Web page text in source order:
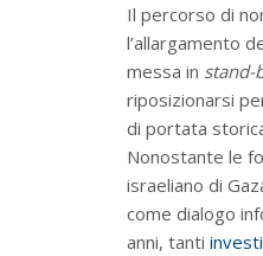
Il percorso di
l’allargamento
messa in stand-
riposizionarsi
di portata
Nonostante le
israeliano di
come dialogo
anni, tanti